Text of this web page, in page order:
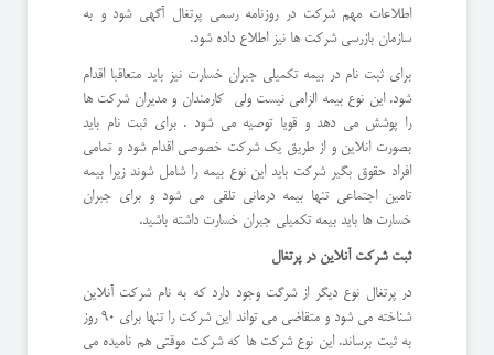
اطلاعات مهم شرکت در روزنامه رسمی پرتغال آگهی شود و به
سازمان بازرسی شرکت ها نیز اطلاع داده شود.
برای ثبت نام در بیمه تکمیلی جبران خسارت نیز باید متعاقبا اقدام
شود. این نوع بیمه الزامی نیست ولی کارمندان و مدیران شرکت ها
را پوشش می دهد و قویا توصیه می شود . برای ثبت نام باید
بصورت انلاین و از طریق یک شرکت خصوصی اقدام شود و تمامی
افراد حقوق بگیر شرکت باید این نوع بیمه را شامل شوند زیرا بیمه
تامین اجتماعی تنها بیمه درمانی تلقی می شود و برای جبران
خسارت ها باید بیمه تکمیلی جبران خسارت داشته باشید.
ثبت شرکت آنلاین در پرتغال
در پرتغال نوع دیگر از شرگت وجود دارد که به نام شرکت آنلاین
شناخته می شود و متقاضی می تواند این شرکت را تنها برای 90 روز
به ثبت برساند. این نوع شرکت ها که شرکت موقتی هم نامیده می